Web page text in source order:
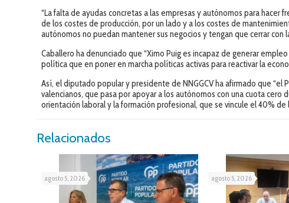
“La falta de ayudas concretas a las empresas y autónomos para
de los costes de producción, por un lado y a los costes de
autónomos no puedan mantener sus negocios y tengan que cerrar con
Caballero ha denunciado que “Ximo Puig es incapaz de generar
política que en poner en marcha políticas activas para reactivar la
Así, el diputado popular y presidente de NNGGCV ha afirmado que
valencianos, que pasa por apoyar a los autónomos con una cuota
orientación laboral y la formación profesional, que se vincule el 40%
Relacionados
agosto 5, 2026 agosto 5, 2026